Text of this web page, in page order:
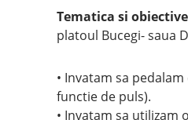
Tematica si obiective
platoul Bucegi- saua
• Invatam sa
functie de puls).
• Invatam sa